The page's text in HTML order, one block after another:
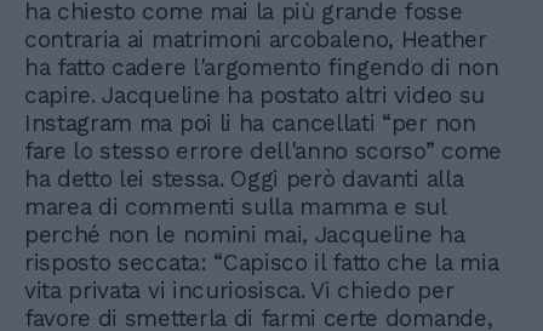
ha chiesto come mai la più grande fosse
contraria ai matrimoni arcobaleno, Heather
ha fatto cadere l'argomento fingendo di non
capire. Jacqueline ha postato altri video su
Instagram ma poi li ha cancellati “per non
fare lo stesso errore dell'anno scorso” come
ha detto lei stessa. Oggi però davanti alla
marea di commenti sulla mamma e sul
perché non le nomini mai, Jacqueline ha
risposto seccata: “Capisco il fatto che la mia
vita privata vi incuriosisca. Vi chiedo per
favore di smetterla di farmi certe domande,